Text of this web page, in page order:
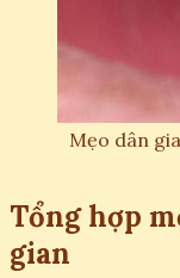
Mẹo dân
Tổng hợp
gian